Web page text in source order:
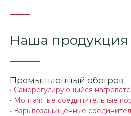
Наша продукция
Промышленный обогрев
• Саморегулирующийся
• Монтажные соединительные
• Взрывозащищенные